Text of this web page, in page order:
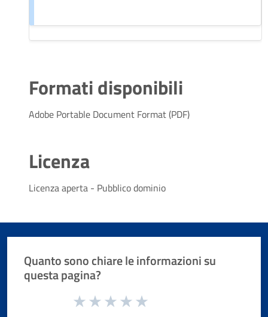
Formati disponibili
Adobe Portable Document Format (PDF)
Licenza
Licenza aperta - Pubblico dominio
Quanto sono chiare le informazioni su
questa pagina?
Valuta da 1 a 5 stelle la pagina